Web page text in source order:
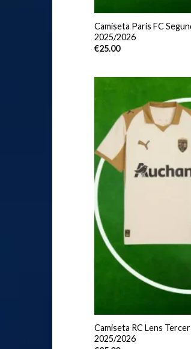
Camiseta Paris FC
2025/2026
€25.00
Camiseta RC Lens
2025/2026